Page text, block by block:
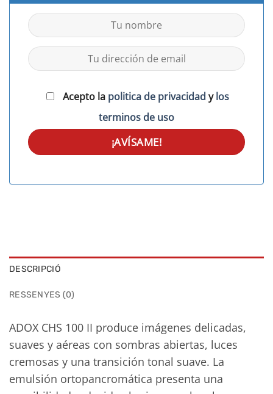
Acepto la politica de privacidad ylos
terminos de uso
DESCRIPCIÓ
RESSENYES (0)
ADOX CHS 100 II produce imágenes delicadas,
suaves y aéreas con sombras abiertas, luces
cremosas y una transición tonal suave. La
emulsión ortopancromática presenta una